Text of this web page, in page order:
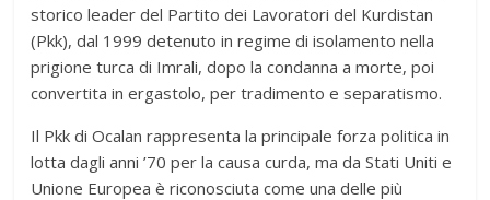
storico leader del Partito dei Lavoratori del Kurdistan
(Pkk), dal 1999 detenuto in regime di isolamento nella
prigione turca di Imrali, dopo la condanna a morte, poi
convertita in ergastolo, per tradimento e separatismo.
Il Pkk di Ocalan rappresenta la principale forza politica in
lotta dagli anni ’70 per la causa curda, ma da Stati Uniti e
Unione Europea è riconosciuta come una delle più